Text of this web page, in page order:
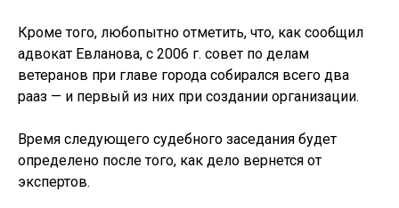
Кроме того, любопытно отметить, что, как сообщил
адвокат Евланова, с 2006 г. совет по делам
ветеранов при главе города собирался всего два
рааз — и первый из них при создании организации.
Время следующего судебного заседания будет
определено после того, как дело вернется от
экспертов.